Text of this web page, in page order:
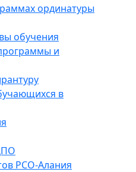
ординатуры
обучения
и
в
РСО-Алания